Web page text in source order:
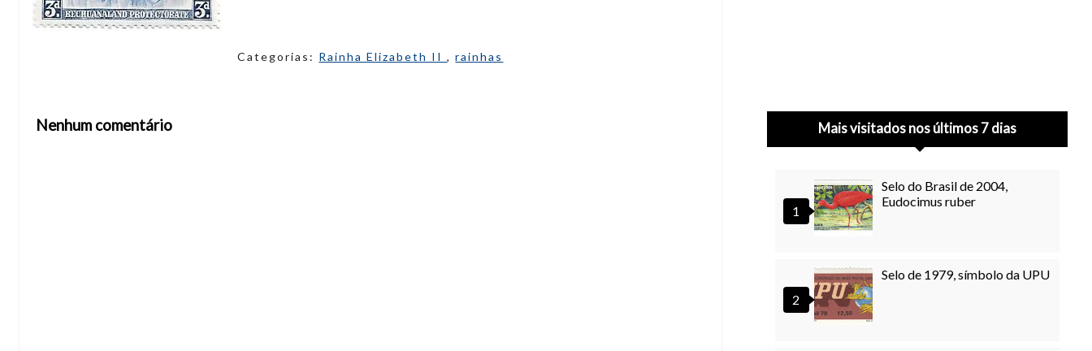
Categorias: Rainha Elizabeth II,rainhas
Nenhum comentário Mais visitados nos últimos 7 dias
Selo do Brasil de 2004,
Eudocimus ruber
Selo de 1979, símbolo da UPU